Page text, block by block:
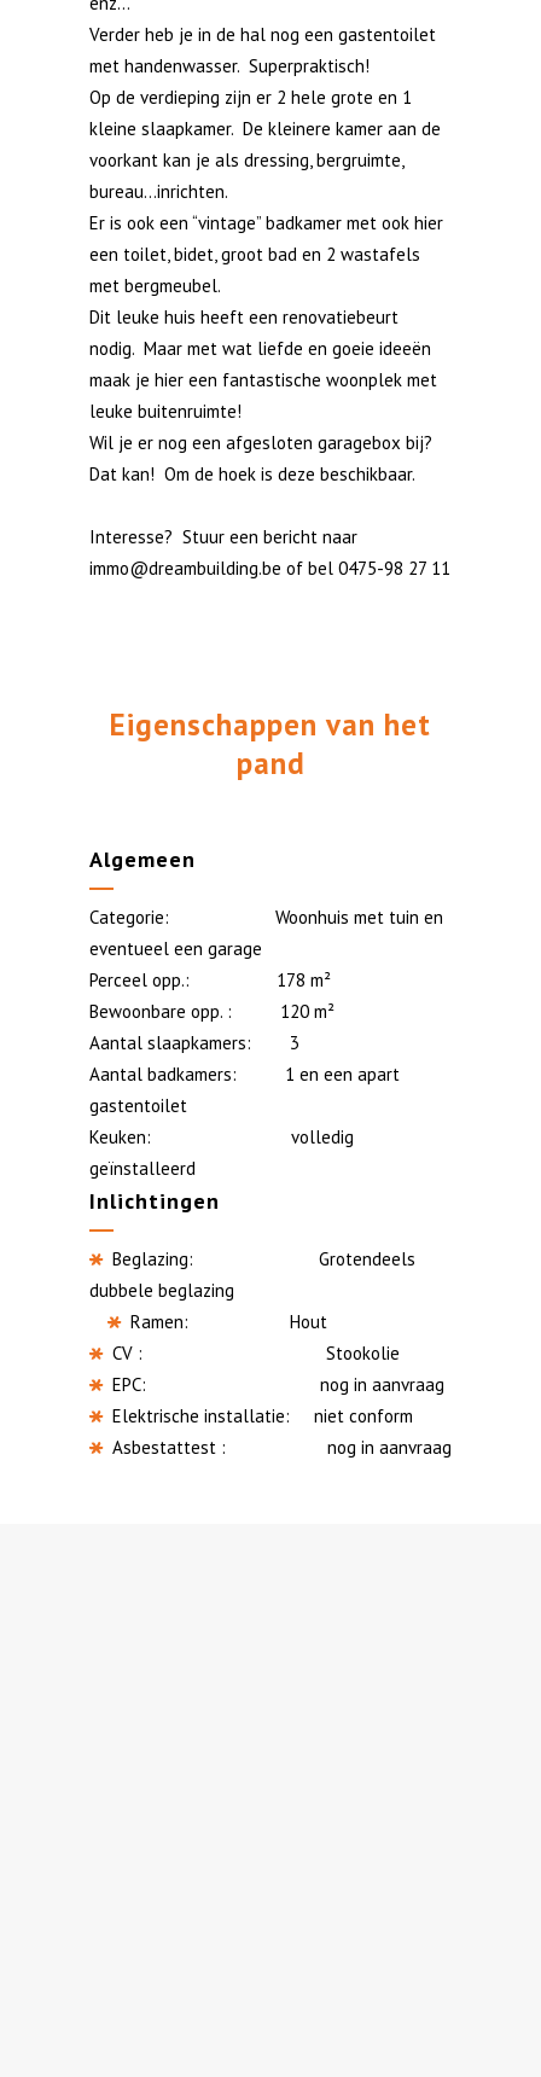
Verder heb je in de hal nog een gastentoilet
met handenwasser. Superpraktisch!
Op de verdieping zijn er 2 hele grote en 1
kleine slaapkamer. De kleinere kamer aan de
voorkant kan je als dressing, bergruimte,
bureau…inrichten.
Er is ook een “vintage” badkamer met ook hier
een toilet, bidet, groot bad en 2 wastafels
met bergmeubel.
Dit leuke huis heeft een renovatiebeurt
nodig. Maar met wat liefde en goeie ideeën
maak je hier een fantastische woonplek met
leuke buitenruimte!
Wil je er nog een afgesloten garagebox bij?
Dat kan! Om de hoek is deze beschikbaar.
Interesse? Stuur een bericht naar
immo@dreambuilding.be of bel 0475-98 27 11
Eigenschappen van het
pand
Algemeen
Categorie: Woonhuis met tuin en
eventueel een garage
Perceel opp.: 178 m²
Bewoonbare opp. : 120 m²
Aantal slaapkamers: 3
Aantal badkamers: 1 en een apart
gastentoilet
Keuken: volledig
geïnstalleerd
Inlichtingen
Beglazing: Grotendeels
dubbele beglazing
Ramen: Hout
CV : Stookolie
EPC: nog in aanvraag
Elektrische installatie: niet conform
Asbestattest : nog in aanvraag